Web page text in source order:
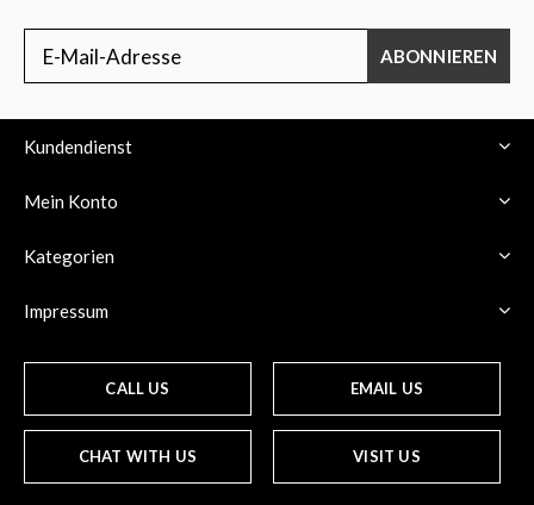
ABONNIEREN
Kundendienst
Mein Konto
Kategorien
Impressum
CALL US EMAIL US
CHAT WITH US VISIT US